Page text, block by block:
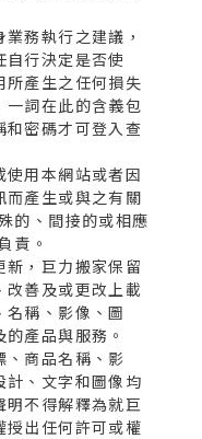
務執行之建議，
行決定是否使
所產生之任何損失
一詞在此的含義包
和密碼才可登入查
用本網站或者因
而產生或與之有關
的、間接的或相應
責。
，巨力搬家保留
改善及或更改上載
稱、影像、圖
產品與服務。
、商品名稱、影
計、文字和圖像均
明不得解釋為就巨
授出任何許可或權